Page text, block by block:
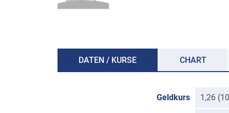
DATEN / KURSE CHART
Geldkurs 1,26